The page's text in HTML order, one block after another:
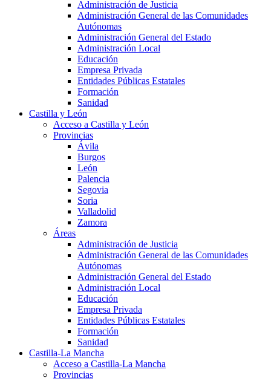
Administración de Justicia
Administración General de las Comunidades
Autónomas
Administración General del Estado
Administración Local
Educación
Empresa Privada
Entidades Públicas Estatales
Formación
Sanidad
Castilla y León
Acceso a Castilla y León
Provincias
Ávila
Burgos
León
Palencia
Segovia
Soria
Valladolid
Zamora
Áreas
Administración de Justicia
Administración General de las Comunidades
Autónomas
Administración General del Estado
Administración Local
Educación
Empresa Privada
Entidades Públicas Estatales
Formación
Sanidad
Castilla-La Mancha
Acceso a Castilla-La Mancha
Provincias